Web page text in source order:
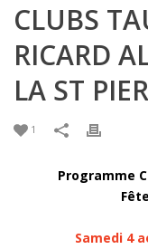
CLUBS
RICARD
LA ST
1
Programme
Samedi 4